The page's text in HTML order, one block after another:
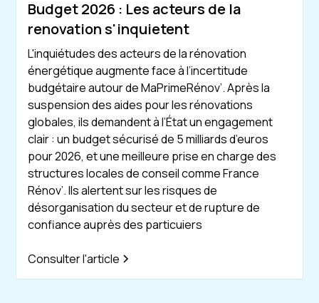
Budget 2026 : Les acteurs de la
renovation s'inquietent
L'inquiétudes des acteurs de la rénovation
énergétique augmente face à l’incertitude
budgétaire autour de MaPrimeRénov’. Après la
suspension des aides pour les rénovations
globales, ils demandent à l’État un engagement
clair : un budget sécurisé de 5 milliards d’euros
pour 2026, et une meilleure prise en charge des
structures locales de conseil comme France
Rénov’. Ils alertent sur les risques de
désorganisation du secteur et de rupture de
confiance auprès des particuiers
Consulter l'article